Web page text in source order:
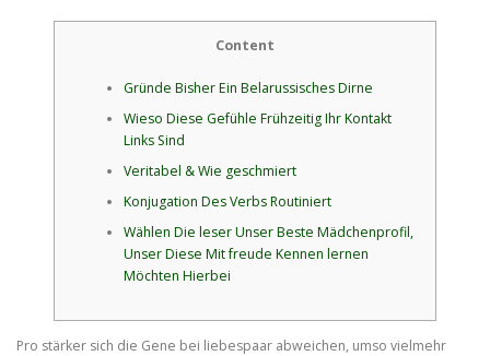
Content
Gründe Bisher Ein Belarussisches Dirne
Wieso Diese Gefühle Frühzeitig Ihr Kontakt
Links Sind
Veritabel & Wie geschmiert
Konjugation Des Verbs Routiniert
Wählen Die leser Unser Beste Mädchenprofil,
Unser Diese Mit freude Kennen lernen
Möchten Hierbei
Pro stärker sich die Gene bei liebespaar abweichen, umso vielmehr